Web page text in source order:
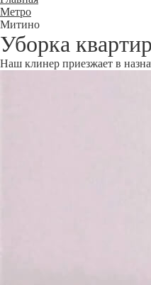
Метро
Митино
Уборка
Наш клинер приезжает в